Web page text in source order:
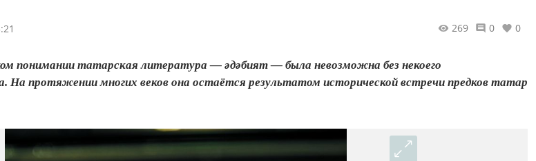
269 0 0
понимании татарская литература — әдәбият — была невозможна без некоего
На протяжении многих веков она остаётся результатом исторической встречи предков татар